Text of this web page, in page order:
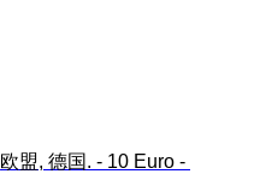
欧盟, 德国. - 10 Euro -